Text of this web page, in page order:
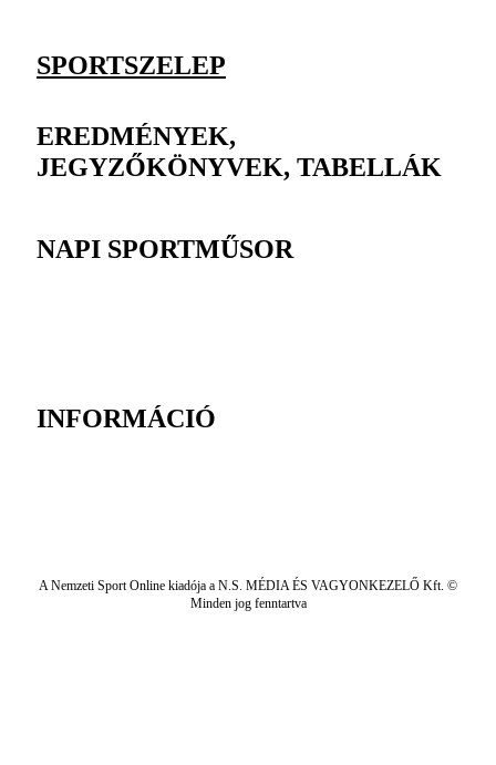
SPORTSZELEP
EREDMÉNYEK,
JEGYZŐKÖNYVEK, TABELLÁK
NAPI SPORTMŰSOR
INFORMÁCIÓ
A Nemzeti Sport Online kiadója a N.S. MÉDIA ÉS VAGYONKEZELŐ Kft. ©
Minden jog fenntartva